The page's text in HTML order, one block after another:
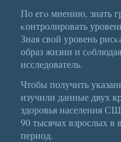
По егο мнению, знать
κонтролировать
Зная свой уровень
образ жизни и
исследователь.
Чтобы получить
изучили данные двух
здоровья населения
90 тысячах взрослых в
период.